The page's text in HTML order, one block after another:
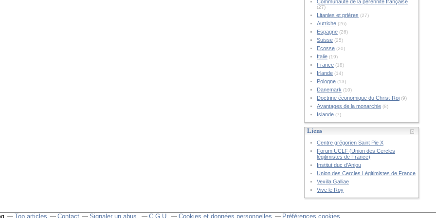
Communauté de la pérennité française
(27)
Litanies et prières (27)
Autriche(26)
Espagne(26)
Suisse(25)
Ecosse(20)
Italie(19)
France(18)
Irlande(14)
Pologne(13)
Danemark (10)
Doctrine économique du Christ-Roi(9)
Avantages de la monarchie(8)
Islande(7)
Liens
Centre grégorien Saint Pie X
Forum UCLF (Union des Cercles
légitimistes de France)
Institut duc d'Anjou
Union des Cercles Légitimistes de France
Vexilla Galliae
Vive le Roy
Top articles Contact Signaler un abus C.G.U. Cookies et données personnelles Préférences cookies